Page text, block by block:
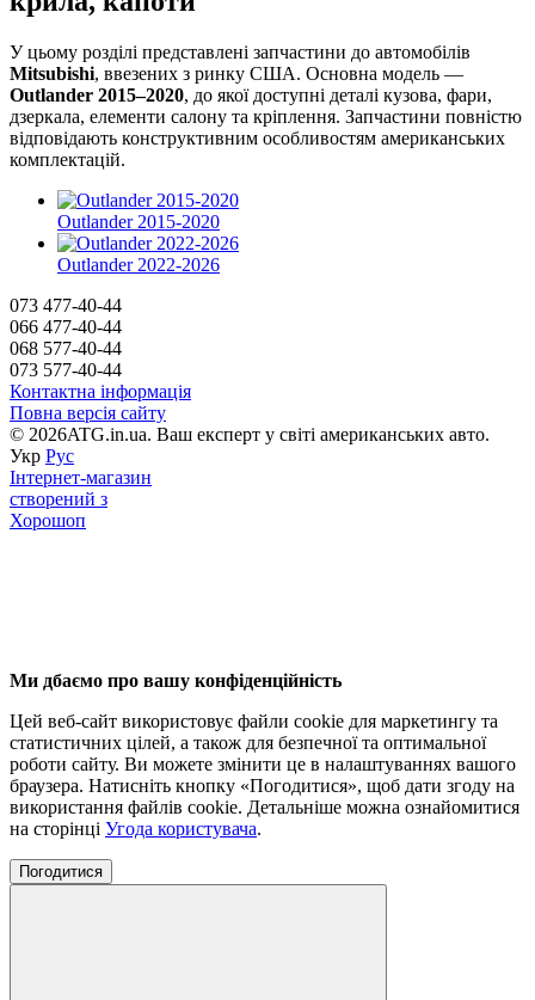
У цьому розділі представлені запчастини до автомобілів
Mitsubishi, ввезених з ринку США. Основна модель —
Outlander 2015–2020, до якої доступні деталі кузова, фари,
дзеркала, елементи салону та кріплення. Запчастини повністю
відповідають конструктивним особливостям американських
комплектацій.
Outlander 2015-2020
Outlander 2022-2026
073 477-40-44
066 477-40-44
068 577-40-44
073 577-40-44
Контактна інформація
Повна версія сайту
© 2026ATG.in.ua. Ваш експерт у світі американських авто.
Укр Рус
Інтернет-магазин
створений з
Хорошоп
Ми дбаємо про вашу конфіденційність
Цей веб-сайт використовує файли cookie для маркетингу та
статистичних цілей, а також для безпечної та оптимальної
роботи сайту. Ви можете змінити це в налаштуваннях вашого
браузера. Натисніть кнопку «Погодитися», щоб дати згоду на
використання файлів cookie. Детальніше можна ознайомитися
на сторінці Угода користувача.
Погодитися